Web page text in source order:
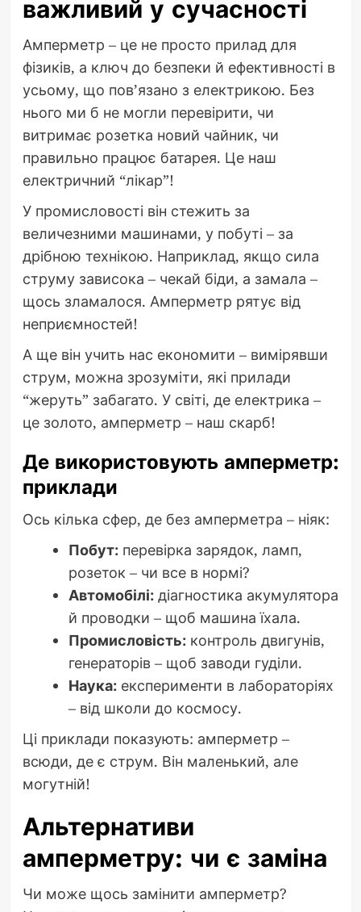
важливий у сучасності
Амперметр – це не просто прилад для
фізиків, а ключ до безпеки й ефективності в
усьому, що пов’язано з електрикою. Без
нього ми б не могли перевірити, чи
витримає розетка новий чайник, чи
правильно працює батарея. Це наш
електричний “лікар”!
У промисловості він стежить за
величезними машинами, у побуті – за
дрібною технікою. Наприклад, якщо сила
струму зависока – чекай біди, а замала –
щось зламалося. Амперметр рятує від
неприємностей!
А ще він учить нас економити – вимірявши
струм, можна зрозуміти, які прилади
“жеруть” забагато. У світі, де електрика –
це золото, амперметр – наш скарб!
Де використовують амперметр:
приклади
Ось кілька сфер, де без амперметра – ніяк:
Побут:перевірка зарядок, ламп,
розеток – чи все в нормі?
Автомобілі:діагностика акумулятора
й проводки – щоб машина їхала.
Промисловість:контроль двигунів,
генераторів – щоб заводи гуділи.
Наука:експерименти в лабораторіях
– від школи до космосу.
Ці приклади показують: амперметр –
всюди, де є струм. Він маленький, але
могутній!
Альтернативи
амперметру: чи є заміна
Чи може щось замінити амперметр?